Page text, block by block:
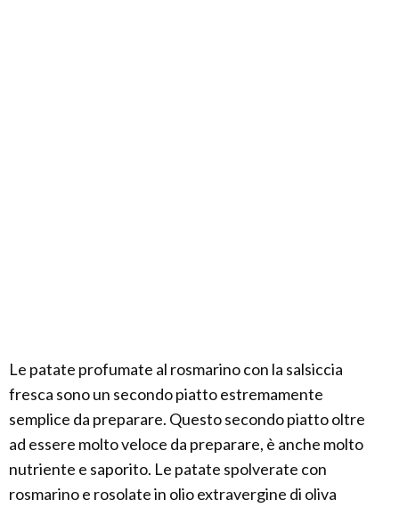
Le patate profumate al rosmarino con la salsiccia
fresca sono un secondo piatto estremamente
semplice da preparare. Questo secondo piatto oltre
ad essere molto veloce da preparare, è anche molto
nutriente e saporito. Le patate spolverate con
rosmarino e rosolate in olio extravergine di oliva